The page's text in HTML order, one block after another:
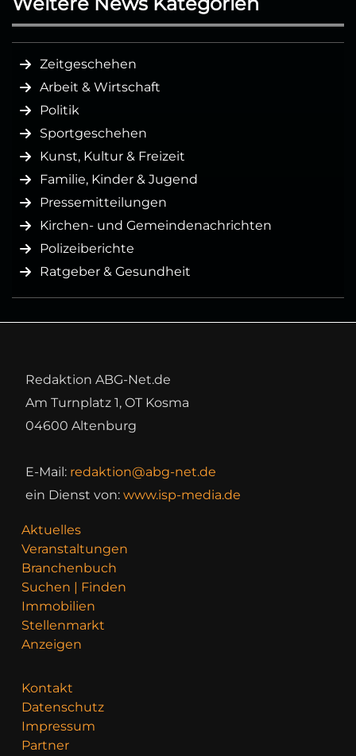
Zeitgeschehen
Arbeit & Wirtschaft
Politik
Sportgeschehen
Kunst, Kultur & Freizeit
Familie, Kinder & Jugend
Pressemitteilungen
Kirchen- und Gemeindenachrichten
Polizeiberichte
Ratgeber & Gesundheit
Redaktion ABG-Net.de
Am Turnplatz 1, OT Kosma
04600 Altenburg
E-Mail: redaktion@abg-net.de
ein Dienst von: www.isp-media.de
Aktuelles
Veranstaltungen
Branchenbuch
Suchen | Finden
Immobilien
Stellenmarkt
Anzeigen
Kontakt
Datenschutz
Impressum
Partner